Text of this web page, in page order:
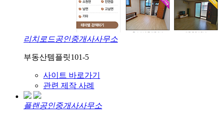
리치로드공인중개사사무소
부동산템플릿101-5
사이트 바로가기
관련 제작 사례
플랜공인중개사사무소